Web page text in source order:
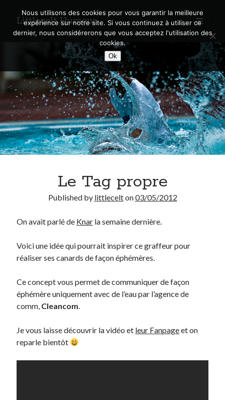
Littlecelt Humeur
open
primary
menu
Sidebar
Recherche sur le blog
Derniers articles
Municipales 2026 : Lyon, Métropole et Caluire, mon choix pour l’avenir
Quel Lyonnais es-tu, Renaud Ducher ?
Derniers Commentaires
JFdansC’était pas mieux avant… à Lyon
littleceltdansComment j’ai opéré ma vélorution toute personnelle
Anthony dansComment j’ai opéré ma vélorution toute personnelle
personnelle
Le Tag propre
Published by littlecelton03/05/2012
On avait parlé de Knar la semaine dernière.
Voici une idée qui pourrait inspirer ce graffeur pour
réaliser ses canards de façon éphémères.
Ce concept vous permet de communiquer de façon
éphémère uniquement avec de l’eau par l’agence de
comm, Cleancom.
Je vous laisse découvrir la vidéo et leur Fanpageet on
reparle bientôt
Nous utilisons des cookies pour vous garantir la meilleure
expérience sur notre site. Si vous continuez à utiliser ce
dernier, nous considérerons que vous acceptez l'utilisation des
cookies.
Ok